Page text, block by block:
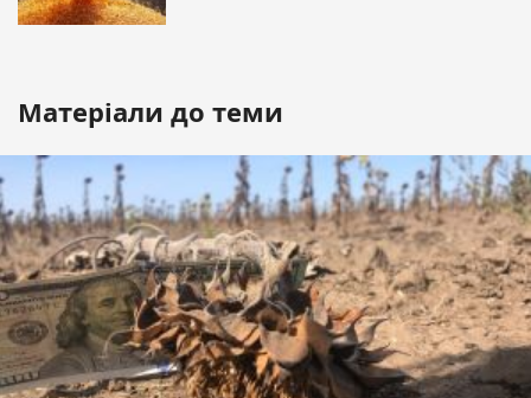
Матеріали до теми